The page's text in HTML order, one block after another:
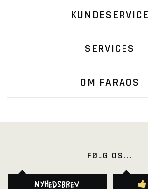
KUNDESERVICE
SERVICES
OM FARAOS
FØLG OS...
Nyhedsbrev